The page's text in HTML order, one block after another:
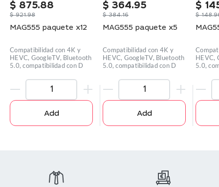
$ 875.88
$921.98
MAG555 paquete x12
Compatibilidad con 4K y
HEVC, GoogleTV, Bluetooth
5.0, compatibilidad con D
Add
$ 364.95
$384.16
MAG555 paquete x5
Compatibilidad con 4K y
HEVC, GoogleTV, Bluetooth
5.0, compatibilidad con D
Add
$
$
HEVC,
5.0,